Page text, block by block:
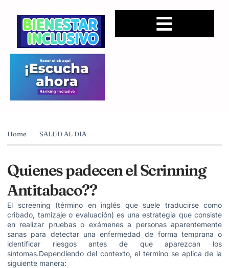
Home SALUD AL DIA
Quienes padecen el Scrinning
Antitabaco??
El screening (término en inglés que suele traducirse como
cribado, tamizaje o evaluación) es una estrategia que consiste
en realizar pruebas o exámenes a personas aparentemente
sanas para detectar una enfermedad de forma temprana o
identificar riesgos antes de que aparezcan los
síntomas.Dependiendo del contexto, el término se aplica de la
siguiente manera: